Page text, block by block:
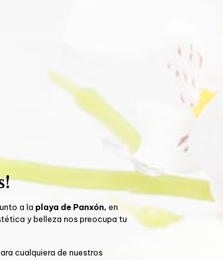
a laplaya de Panxón,
y belleza
nos preocupa tu